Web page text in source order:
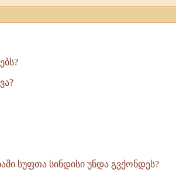
სუფთა სინდისი უნდა გვქონდეს?